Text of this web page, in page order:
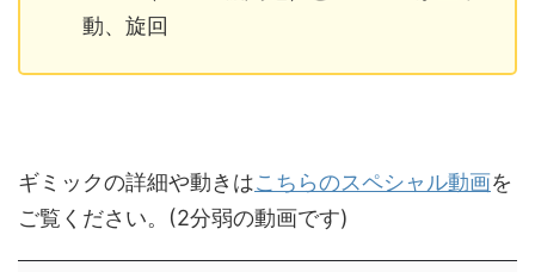
動、旋回
ギミックの詳細や動きはこちらのスペシャル動画を
ご覧ください。(2分弱の動画です)